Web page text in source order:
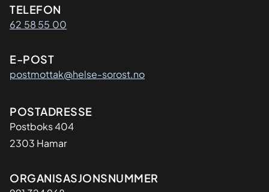
Kontaktinformasjon
TELEFON
62 58 55 00
E-POST
postmottak@helse-sorost.no
Adresse
POSTADRESSE
Postboks 404
2303 Hamar
Organisasjon
ORGANISASJONSNUMMER